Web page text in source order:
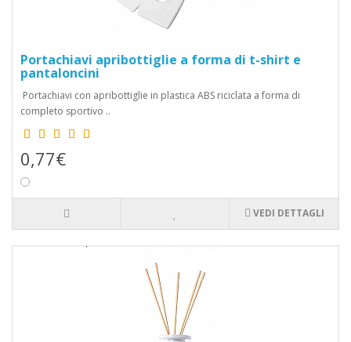
Portachiavi apribottiglie a forma di t-shirt e
pantaloncini
Portachiavi con apribottiglie in plastica ABS riciclata a forma di
completo sportivo ..
0,77€
VEDI DETTAGLI